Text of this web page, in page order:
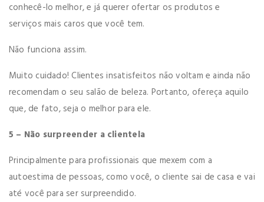
conhecê-lo melhor, e já querer ofertar os produtos e
serviços mais caros que você tem.
Não funciona assim.
Muito cuidado! Clientes insatisfeitos não voltam e ainda não
recomendam o seu salão de beleza. Portanto, ofereça aquilo
que, de fato, seja o melhor para ele.
5 – Não surpreender a clientela
Principalmente para profissionais que mexem com a
autoestima de pessoas, como você, o cliente sai de casa e vai
até você para ser surpreendido.